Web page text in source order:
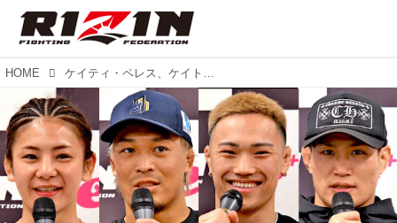
HOME ケイティ・ペレス、ケイト・ロータス、金太郎、太田忍、リー・カイウェン、高木凌 RIZIN.53 試合後インタビュー vol.3